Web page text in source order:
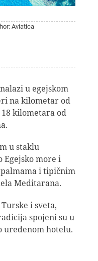
Aviatica
u egejskom
na kilometar od
kilometara od
u staklu
more i
i tipičnim
Meditarana.
i sveta,
spojeni su u
uređenom hotelu.